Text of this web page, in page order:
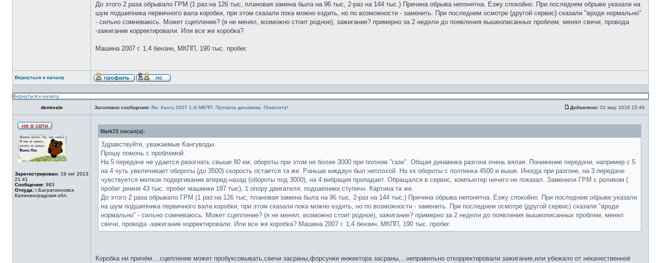
До этого 2 раза обрывало ГРМ (1 раз:на 126 тыс, плановая замена была на 96 тыс, 2-раз на 144 тыс.) Причина обрыва непонятна. Езжу спокойно. При последнем обрыве указали на
шум подшипника первичного вала коробки, при этом сказали пока можно ездить, но по возможности - заменить. При последнем осмотре (другой сервис) сказали "вроде нормально"
- сильно сомневаюсь. Может сцепление? (я не менял, возможно стоит родное), зажигание? примерно за 2 недели до появления вышеописанных проблем, менял свечи, провода
-зажигание корректировали. Или все же коробка?
Машина 2007 г. 1,4 бензин, МКПП, 190 тыс. пробег.
Вернуться к началу
Вернуться к началу
demivale Заголовок сообщения: Re: Кангу 2007 1,4i МКПП. Пропала динамика. Помогите! Добавлено: 02 мар 2016 15:48
Зарегистрирован: 19 окт 2013
21:41
Сообщения: 983
Откуда: г.Багратионовск
Калининградская обл.
Mark72 писал(а):
Здравствуйте, уважаемые Кангуводы.
Прошу помочь с проблемой.
На 5 передаче не удается разогнать свыше 80 км, обороты при этом не более 3000 при полном "газе". Общая динамика разгона очень вялая. Понижение передачи, например с 5
на 4 чуть увеличивает обороты (до 3500) скорость остается та же. Раньше кикдаун был неплохой. На хх обороты с полпинка 4500 и выше. Иногда при разгоне, на 3 передаче
чувствуется мелкое подергивание вперед-назад (обороты под 3000), на 4 вибрация пропадает. Обращался в сервис, компьютер ничего не показал. Заменили ГРМ с роликом (
пробег ремня 43 тыс. пробег машинки 187 тыс), 1 опору двигателя, подшипники ступичн. Картина та же.
До этого 2 раза обрывало ГРМ (1 раз:на 126 тыс, плановая замена была на 96 тыс, 2-раз на 144 тыс.) Причина обрыва непонятна. Езжу спокойно. При последнем обрыве указали
на шум подшипника первичного вала коробки, при этом сказали пока можно ездить, но по возможности - заменить. При последнем осмотре (другой сервис) сказали "вроде
нормально" - сильно сомневаюсь. Может сцепление? (я не менял, возможно стоит родное), зажигание? примерно за 2 недели до появления вышеописанных проблем, менял
свечи, провода -зажигание корректировали. Или все же коробка? Машина 2007 г. 1,4 бензин, МКПП, 190 тыс. пробег.
Коробка ни причём....сцепление может пробуксовывать,свечи засраны,форсунки инжектора засраны,...неправильно откорректировали зажигание,или убежало от некачественноё